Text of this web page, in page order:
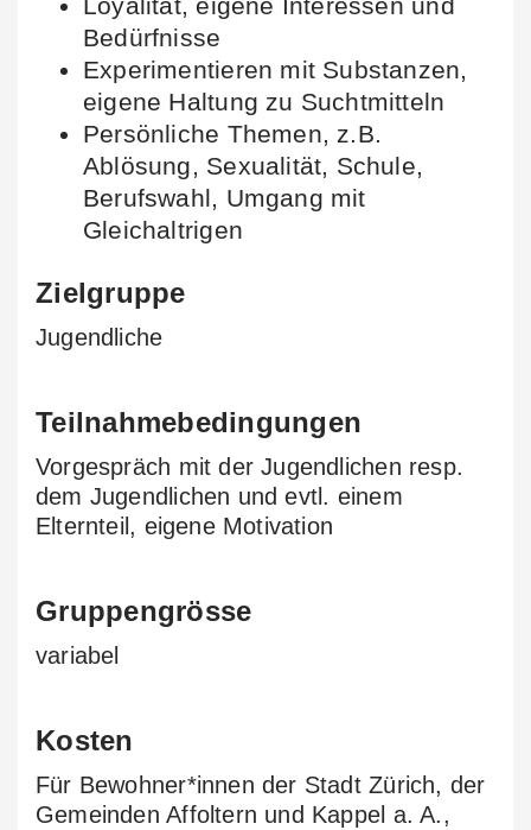
Bedürfnisse
Experimentieren mit Substanzen,
eigene Haltung zu Suchtmitteln
Persönliche Themen, z.B.
Ablösung, Sexualität, Schule,
Berufswahl, Umgang mit
Gleichaltrigen
Zielgruppe
Jugendliche
Teilnahmebedingungen
Vorgespräch mit der Jugendlichen resp.
dem Jugendlichen und evtl. einem
Elternteil, eigene Motivation
Gruppengrösse
variabel
Kosten
Für Bewohner*innen der Stadt Zürich, der
Gemeinden Affoltern und Kappel a. A.,